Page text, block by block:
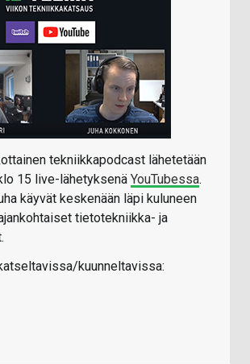
tekniikkapodcast lähetetään
15 live-lähetyksenä YouTubessa.
käyvät keskenään läpi kuluneen
tietotekniikka- ja
kuunneltavissa: